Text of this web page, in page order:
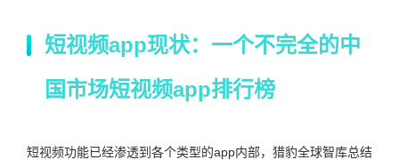
短视频app现状：一个不完全的中
国市场短视频app排行榜
短视频功能已经渗透到各个类型的app内部，猎豹全球智库总结